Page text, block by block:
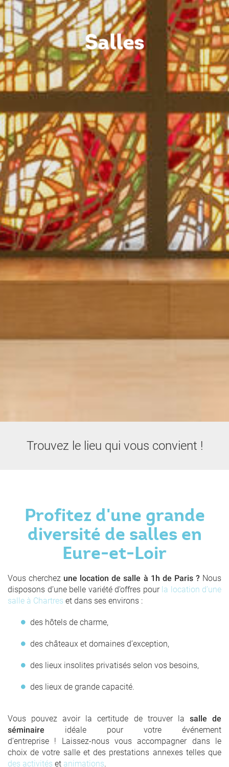
Salles
Trouvez le lieu qui vous convient !
Profitez d'une grande
diversité de salles en
Eure-et-Loir
Vous cherchez une location de salle à 1h de Paris ?Nous
disposons d’une belle variété d’offres pour la location d’une
salle à Chartres et dans ses environs :
des hôtels de charme,
des châteaux et domaines d’exception,
des lieux insolites privatisés selon vos besoins,
des lieux de grande capacité.
Vous pouvez avoir la certitude de trouver la salle de
séminaire idéale pour votre événement
d’entreprise ! Laissez-nous vous accompagner dans le
choix de votre salle et des prestations annexes telles que
des activités et animations.